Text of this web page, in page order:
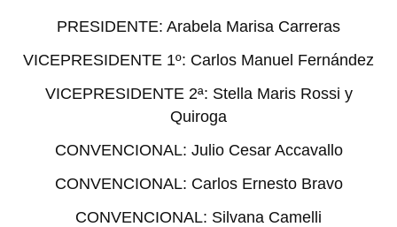
PRESIDENTE: Arabela Marisa Carreras
VICEPRESIDENTE 1º: Carlos Manuel Fernández
VICEPRESIDENTE 2ª: Stella Maris Rossi y
Quiroga
CONVENCIONAL: Julio Cesar Accavallo
CONVENCIONAL: Carlos Ernesto Bravo
CONVENCIONAL: Silvana Camelli